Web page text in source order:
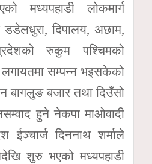
मध्यपहाडी लोकमार्ग
दिपालय, अछाम,
रुकुम पश्चिमको
लगायतमा सम्पन्न भइसकेको
बागलुङ बजार तथा दिउँसो
हुने नेकपा माओवादी
ईञ्चार्ज दिननाथ शर्माले
शुरु भएको मध्यपहाडी